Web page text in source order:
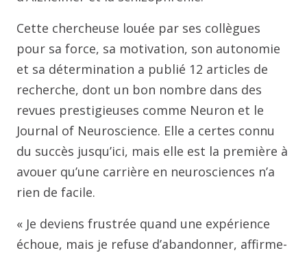
Cette chercheuse louée par ses collègues
pour sa force, sa motivation, son autonomie
et sa détermination a publié 12 articles de
recherche, dont un bon nombre dans des
revues prestigieuses comme Neuron et le
Journal of Neuroscience. Elle a certes connu
du succès jusqu’ici, mais elle est la première à
avouer qu’une carrière en neurosciences n’a
rien de facile.
« Je deviens frustrée quand une expérience
échoue, mais je refuse d’abandonner, affirme-